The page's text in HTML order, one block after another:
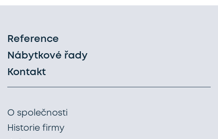
Reference
Nábytkové řady
Kontakt
O společnosti
Historie firmy